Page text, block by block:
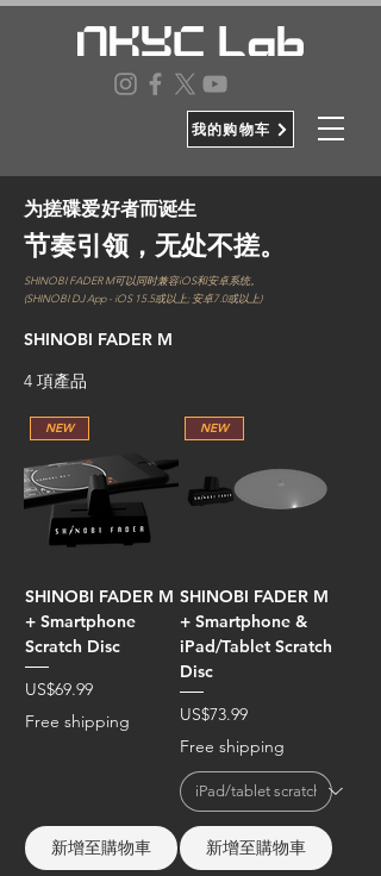
我的购物车
为搓碟爱好者而诞生
节奏引领，无处不搓。
SHINOBI FADER M
4 項產品
NEW
SHINOBI FADER M
+ Smartphone
Scratch Disc
價格
US$69.99
Free shipping
新增至購物車
NEW
SHINOBI FADER M
+ Smartphone &
iPad/Tablet Scratch
Disc
價格
US$73.99
Free shipping
新增至購物車
SHINOBI FADER M可以同时兼容iOS和安卓系统。
(SHINOBI DJ App - iOS 15.5或以上; 安卓7.0或以上)